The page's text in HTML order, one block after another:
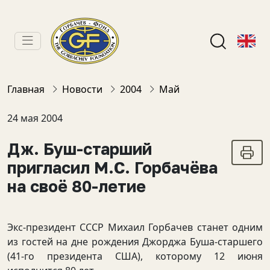
Главная Новости 2004 Май
24 мая 2004
Дж. Буш-старший
пригласил М.С. Горбачёва
на своё 80-летие
Экс-президент СССР Михаил Горбачев станет одним
из гостей на дне рождения Джорджа Буша-старшего
(41-го президента США), которому 12 июня